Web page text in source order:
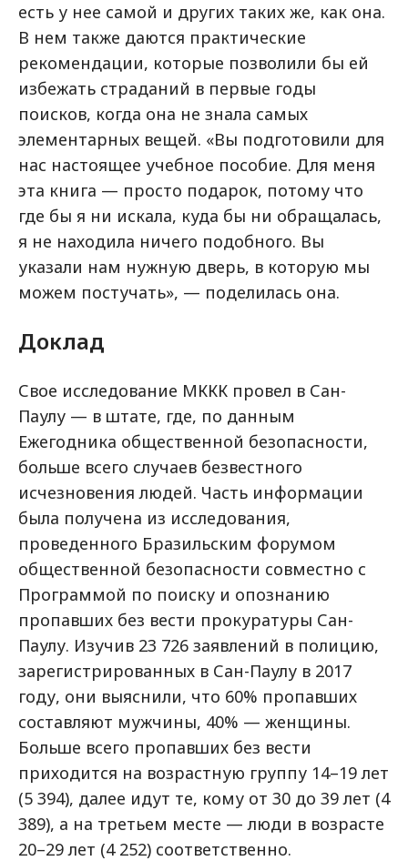
есть у нее самой и других таких же, как она.
В нем также даются практические
рекомендации, которые позволили бы ей
избежать страданий в первые годы
поисков, когда она не знала самых
элементарных вещей. «Вы подготовили для
нас настоящее учебное пособие. Для меня
эта книга — просто подарок, потому что
где бы я ни искала, куда бы ни обращалась,
я не находила ничего подобного. Вы
указали нам нужную дверь, в которую мы
можем постучать», — поделилась она.
Доклад
Свое исследование МККК провел в Сан-
Паулу — в штате, где, по данным
Ежегодника общественной безопасности,
больше всего случаев безвестного
исчезновения людей. Часть информации
была получена из исследования,
проведенного Бразильским форумом
общественной безопасности совместно с
Программой по поиску и опознанию
пропавших без вести прокуратуры Сан-
Паулу. Изучив 23 726 заявлений в полицию,
зарегистрированных в Сан-Паулу в 2017
году, они выяснили, что 60% пропавших
составляют мужчины, 40% — женщины.
Больше всего пропавших без вести
приходится на возрастную группу 14–19 лет
(5 394), далее идут те, кому от 30 до 39 лет (4
389), а на третьем месте — люди в возрасте
20–29 лет (4 252) соответственно.